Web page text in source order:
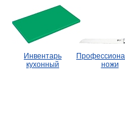
Инвентарь
кухонный
ножи